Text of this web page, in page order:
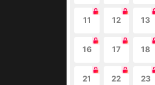
11 12 13
16 17 18
21 22 23